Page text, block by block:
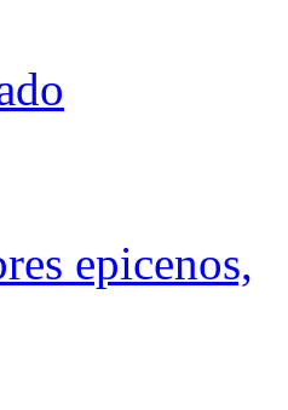
epicenos,